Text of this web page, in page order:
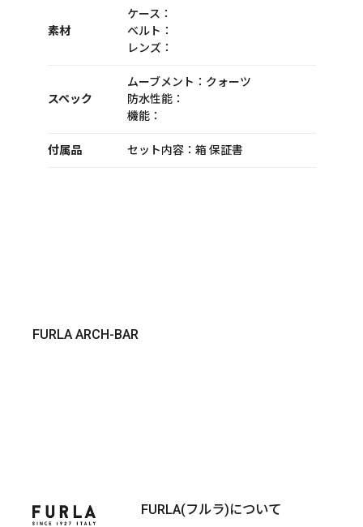
素材
ケース：
ベルト：
レンズ：
スペック
ムーブメント：クォーツ
防水性能：
機能：
付属品 セット内容：箱 保証書
FURLA ARCH-BAR
FURLA(フルラ)について